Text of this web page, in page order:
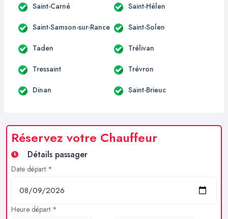
Saint-Carné Saint-Hélen
Saint-Samson-sur-Rance Saint-Solen
Taden Trélivan
Tressaint Trévron
Dinan Saint-Brieuc
Réservez votre Chauffeur
Détails passager
Date départ *
Heure départ *